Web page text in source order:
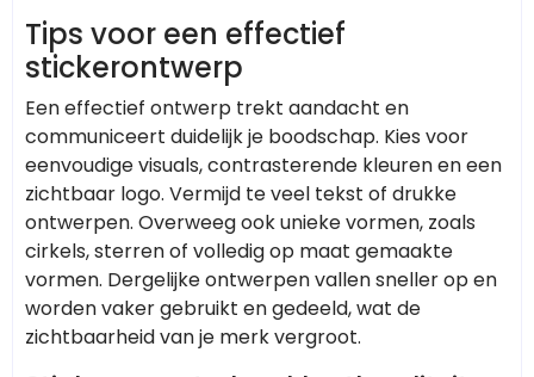
Tips voor een effectief
stickerontwerp
Een effectief ontwerp trekt aandacht en
communiceert duidelijk je boodschap. Kies voor
eenvoudige visuals, contrasterende kleuren en een
zichtbaar logo. Vermijd te veel tekst of drukke
ontwerpen. Overweeg ook unieke vormen, zoals
cirkels, sterren of volledig op maat gemaakte
vormen. Dergelijke ontwerpen vallen sneller op en
worden vaker gebruikt en gedeeld, wat de
zichtbaarheid van je merk vergroot.